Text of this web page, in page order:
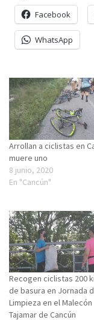
Facebook
WhatsApp
Arrollan a ciclistas en
muere uno
8 junio, 2020
En "Cancún"
Recogen ciclistas 200
de basura en Jornada
Limpieza en el Malecón
Tajamar de Cancún